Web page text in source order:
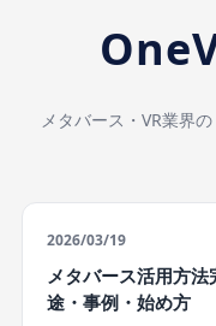
メタバース・VR業界
2026/03/19
メタバース活用方
途・事例・始め方